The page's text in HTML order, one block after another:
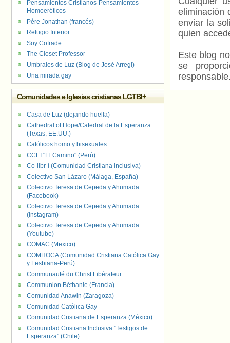
eliminación
enviar la
quien
Este blog
se
Pensamientos Cristianos-Pensamientos
Homoeróticos
Père Jonathan (francés)
Refugio Interior
Soy Cofrade
The Closet Professor
Umbrales de Luz (Blog de José Arregi)
Una mirada gay
Comunidades e Iglesias cristianas LGTBI+
Casa de Luz (dejando huella)
Cathedral of Hope/Catedral de la Esperanza
(Texas, EE.UU.)
Católicos homo y bisexuales
CCEI "El Camino" (Perú)
Co-libr-í (Comunidad Cristiana inclusiva)
Colectivo San Lázaro (Málaga, España)
Colectivo Teresa de Cepeda y Ahumada
(Facebook)
Colectivo Teresa de Cepeda y Ahumada
(Instagram)
Colectivo Teresa de Cepeda y Ahumada
(Youtube)
COMAC (Mexico)
COMHOCA (Comunidad Cristiana Católica Gay
y Lesbiana-Perú)
Communauté du Christ Libérateur
Communion Béthanie (Francia)
Comunidad Anawin (Zaragoza)
Comunidad Católica Gay
Comunidad Cristiana de Esperanza (México)
Comunidad Cristiana Inclusiva "Testigos de
Esperanza" (Chile)